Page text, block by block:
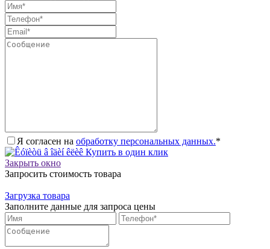
Я согласен на обработку персональных данных.*
Купить в один клик
Закрыть окно
Запросить стоимость товара
Загрузка товара
Заполните данные для запроса цены